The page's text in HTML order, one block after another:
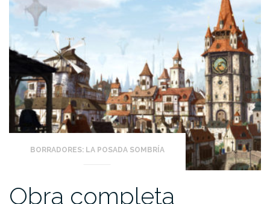
BORRADORES: LA POSADA SOMBRÍA
Obra completa